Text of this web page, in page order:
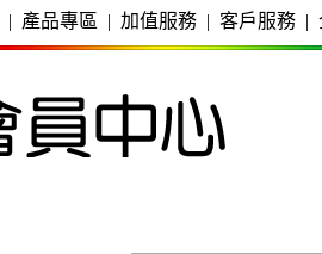
| 產品專區 | 加值服務 | 客戶服務 |